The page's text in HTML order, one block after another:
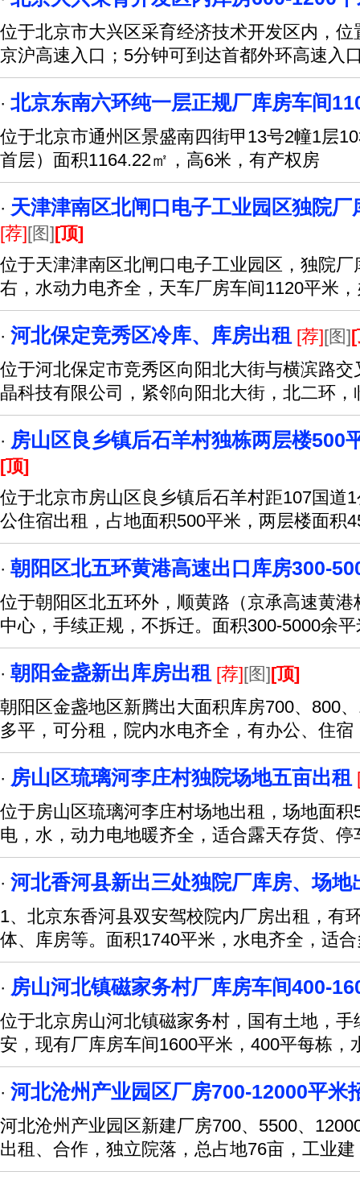
位于北京市大兴区采育经济技术开发区内，
京沪高速入口；5分钟可到达首都外环高速入
· 北京东南六环纯一层正规厂库房车间
位于北京市通州区景盛南四街甲13号2幢1层
首层）面积1164.22㎡，高6米，有产权房
· 天津津南区北闸口电子工业园区独院
[荐][图][顶]
位于天津津南区北闸口电子工业园区，独院
右，水动力电齐全，天车厂房车间1120平米
· 河北保定竞秀区冷库、库房出租 [荐][图]
位于河北保定市竞秀区向阳北大街与横滨路
晶科技有限公司，紧邻向阳北大街，北二环，
· 房山区良乡镇后石羊村独栋两层楼500
[顶]
位于北京市房山区良乡镇后石羊村距107国道
公住宿出租，占地面积500平米，两层楼面积
· 朝阳区北五环黄港高速出口库房300-
位于朝阳区北五环外，顺黄路（京承高速黄
中心，手续正规，不拆迁。面积300-5000余
· 朝阳金盏新出库房出租 [荐][图][顶]
朝阳区金盏地区新腾出大面积库房700、800
多平，可分租，院内水电齐全，有办公、住宿
· 房山区琉璃河李庄村独院场地五亩出租
位于房山区琉璃河李庄村场地出租，场地面
电，水，动力电地暖齐全，适合露天存货、停
· 河北香河县新出三处独院厂库房、场地
1、北京东香河县双安驾校院内厂房出租，有
体、库房等。面积1740平米，水电齐全，适
· 房山河北镇磁家务村厂库房车间400-
位于北京房山河北镇磁家务村，国有土地，
安，现有厂库房车间1600平米，400平每栋，
· 河北沧州产业园区厂房700-12000平米
河北沧州产业园区新建厂房700、5500、
出租、合作，独立院落，总占地76亩，工业建